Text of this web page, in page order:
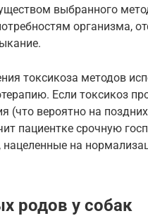
выбранного
организма,
токсикоза методов
Если токсикоз
(что вероятно на
пациентке срочную
на
родов у собак